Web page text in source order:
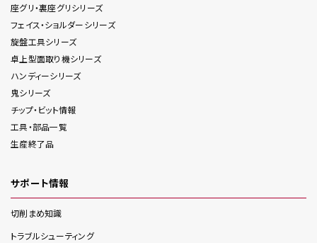
座グリ・裏座グリシリーズ
フェイス・ショルダーシリーズ
旋盤工具シリーズ
卓上型面取り機シリーズ
ハンディーシリーズ
鬼シリーズ
チップ・ビット情報
工具・部品一覧
生産終了品
サポート情報
切削まめ知識
トラブルシューティング